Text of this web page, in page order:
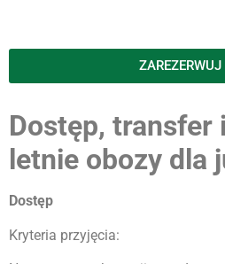
ZAREZERWUJ
Dostęp, transfer
letnie obozy dla
Dostęp
Kryteria przyjęcia: